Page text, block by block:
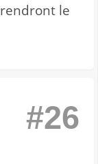
le
#26